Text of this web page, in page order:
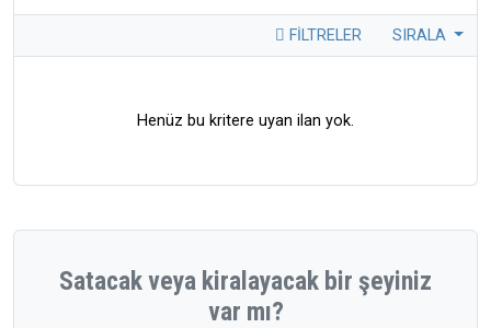
FILTRELER SIRALA
Henüz bu kritere uyan ilan yok.
Satacak veya kiralayacak bir şeyiniz
var mı?